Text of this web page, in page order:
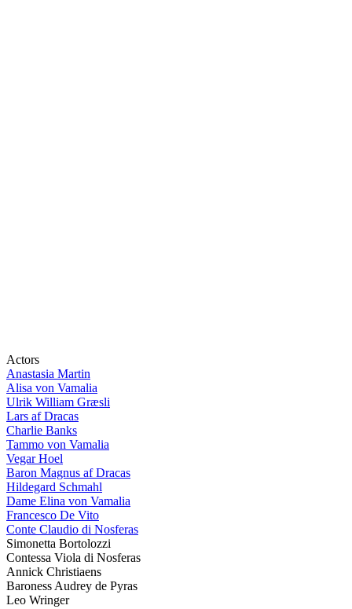
Actors
Anastasia Martin
Alisa von Vamalia
Ulrik William Græsli
Lars af Dracas
Charlie Banks
Tammo von Vamalia
Vegar Hoel
Baron Magnus af Dracas
Hildegard Schmahl
Dame Elina von Vamalia
Francesco De Vito
Conte Claudio di Nosferas
Simonetta Bortolozzi
Contessa Viola di Nosferas
Annick Christiaens
Baroness Audrey de Pyras
Leo Wringer